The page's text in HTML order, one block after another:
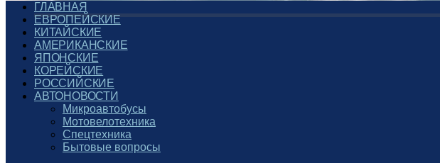
ГЛАВНАЯ
ЕВРОПЕЙСКИЕ
КИТАЙСКИЕ
АМЕРИКАНСКИЕ
ЯПОНСКИЕ
КОРЕЙСКИЕ
РОССИЙСКИЕ
АВТОНОВОСТИ
Микроавтобусы
Мотовелотехника
Спецтехника
Бытовые вопросы